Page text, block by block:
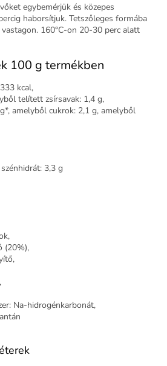
egybemérjük és közepes
haborsítjuk. Tetszőleges formába
160°C-on 20-30 perc alatt
100 g termékben
kcal,
telített zsírsavak: 1,4 g,
amelyből cukrok: 2,1 g, amelyből
3,3 g
(20%),
Na-hidrogénkarbonát,